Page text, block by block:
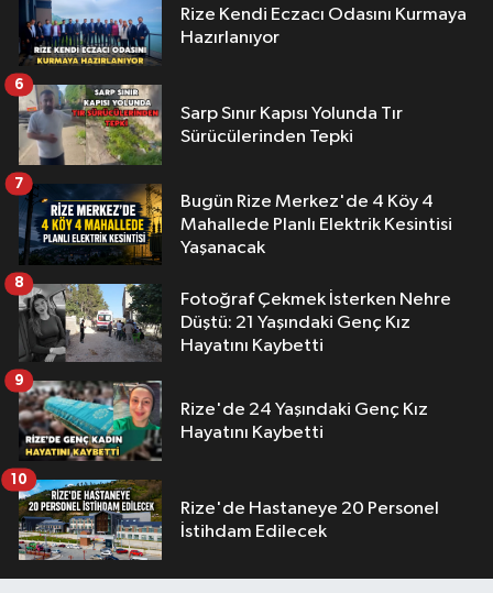
Rize Kendi Eczacı Odasını Kurmaya
Hazırlanıyor
Sarp Sınır Kapısı Yolunda Tır
Sürücülerinden Tepki
6
Bugün Rize Merkez'de 4 Köy 4
Mahallede Planlı Elektrik Kesintisi
Yaşanacak
7
Fotoğraf Çekmek İsterken Nehre
Düştü: 21 Yaşındaki Genç Kız
Hayatını Kaybetti
8
Rize'de 24 Yaşındaki Genç Kız
Hayatını Kaybetti
9
Rize'de Hastaneye 20 Personel
İstihdam Edilecek
10